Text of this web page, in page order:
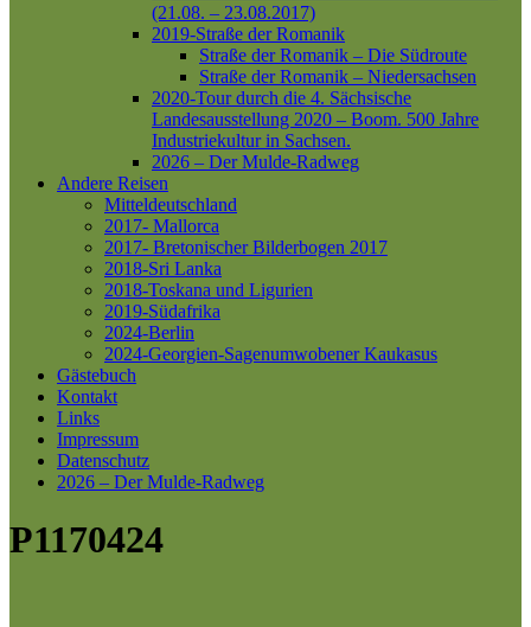
(21.08. – 23.08.2017)
2019-Straße der Romanik
Straße der Romanik – Die Südroute
Straße der Romanik – Niedersachsen
2020-Tour durch die 4. Sächsische
Landesausstellung 2020 – Boom. 500 Jahre
Industriekultur in Sachsen.
2026 – Der Mulde-Radweg
Andere Reisen
Mitteldeutschland
2017- Mallorca
2017- Bretonischer Bilderbogen 2017
2018-Sri Lanka
2018-Toskana und Ligurien
2019-Südafrika
2024-Berlin
2024-Georgien-Sagenumwobener Kaukasus
Gästebuch
Kontakt
Links
Impressum
Datenschutz
2026 – Der Mulde-Radweg
P1170424